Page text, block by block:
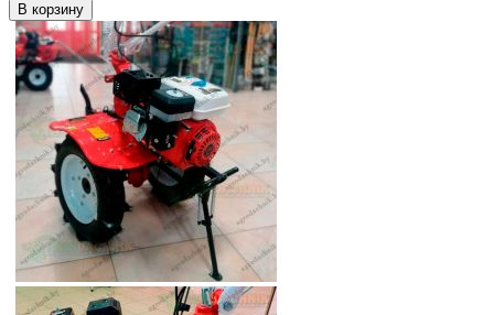
В корзину